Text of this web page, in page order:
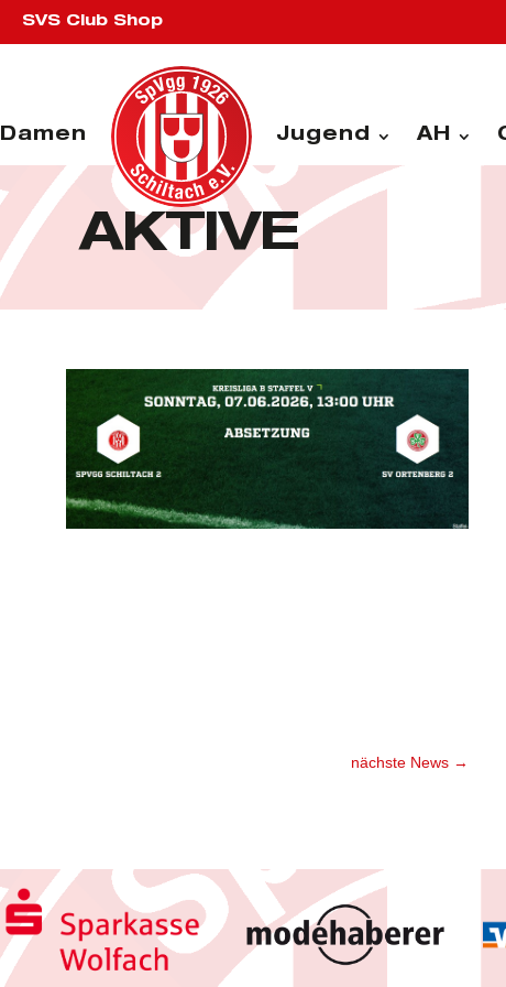
SVS Club Shop
Damen Jugend AH
AKTIVE
nächste News →